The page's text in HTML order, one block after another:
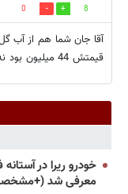
8
0
آقا جان شما هم از آب
قیمتش 44 میلیون بود نه 60 میلیون.
خودرو ریرا در
معرفی شد